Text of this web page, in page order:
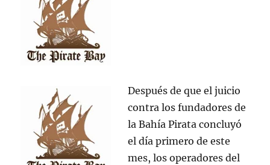
Después de que el juicio
contra los fundadores de
la Bahía Pirata concluyó
el día primero de este
mes, los operadores del